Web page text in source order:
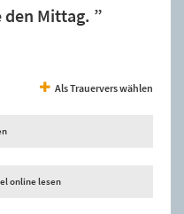
Mittag. ”
Als Trauervers wählen
online lesen